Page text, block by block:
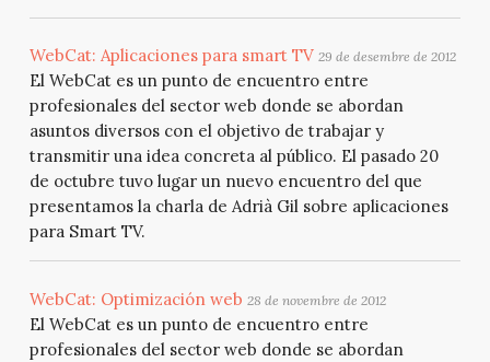
WebCat: Aplicaciones para smart TV 29 de desembre de 2012
El WebCat es un punto de encuentro entre
profesionales del sector web donde se abordan
asuntos diversos con el objetivo de trabajar y
transmitir una idea concreta al público. El pasado 20
de octubre tuvo lugar un nuevo encuentro del que
presentamos la charla de Adrià Gil sobre aplicaciones
para Smart TV.
WebCat: Optimización web 28 de novembre de 2012
El WebCat es un punto de encuentro entre
profesionales del sector web donde se abordan